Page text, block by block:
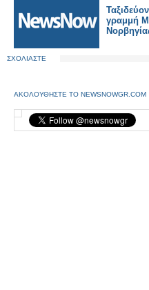
γραμμή
ΣΧΟΛΙΑΣΤΕ
ΑΚΟΛΟΥΘΗΣΤΕ ΤΟ NEWSNOWGR.COM